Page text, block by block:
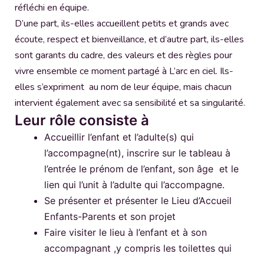
réfléchi en équipe.
D’une part, ils-elles accueillent petits et grands avec
écoute, respect et bienveillance, et d’autre part, ils-elles
sont garants du cadre, des valeurs et des règles pour
vivre ensemble ce moment partagé à L’arc en ciel. Ils-
elles s’expriment au nom de leur équipe, mais chacun
intervient également avec sa sensibilité et sa singularité.
Leur rôle consiste à
Accueillir l’enfant et l’adulte(s) qui
l’accompagne(nt), inscrire sur le tableau à
l’entrée le prénom de l’enfant, son âge et le
lien qui l’unit à l’adulte qui l’accompagne.
Se présenter et présenter le Lieu d’Accueil
Enfants-Parents et son projet
Faire visiter le lieu à l’enfant et à son
accompagnant ,y compris les toilettes qui